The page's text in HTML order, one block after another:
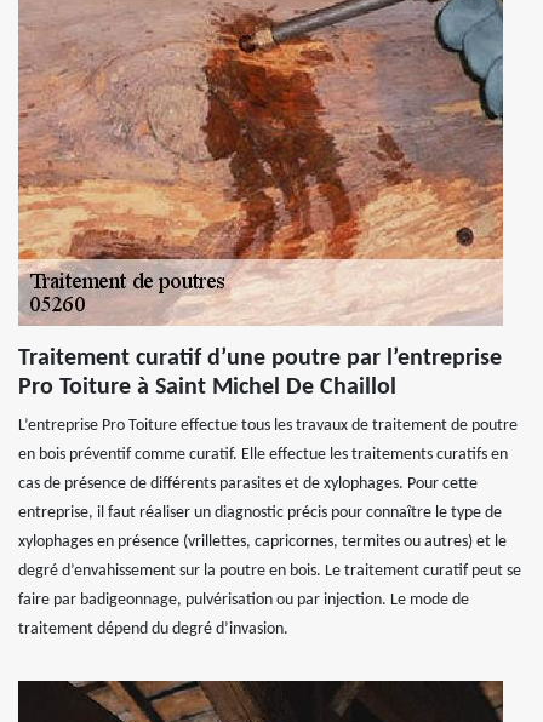
Traitement curatif d’une poutre par l’entreprise
Pro Toiture à Saint Michel De Chaillol
L’entreprise Pro Toiture effectue tous les travaux de traitement de poutre
en bois préventif comme curatif. Elle effectue les traitements curatifs en
cas de présence de différents parasites et de xylophages. Pour cette
entreprise, il faut réaliser un diagnostic précis pour connaître le type de
xylophages en présence (vrillettes, capricornes, termites ou autres) et le
degré d’envahissement sur la poutre en bois. Le traitement curatif peut se
faire par badigeonnage, pulvérisation ou par injection. Le mode de
traitement dépend du degré d’invasion.